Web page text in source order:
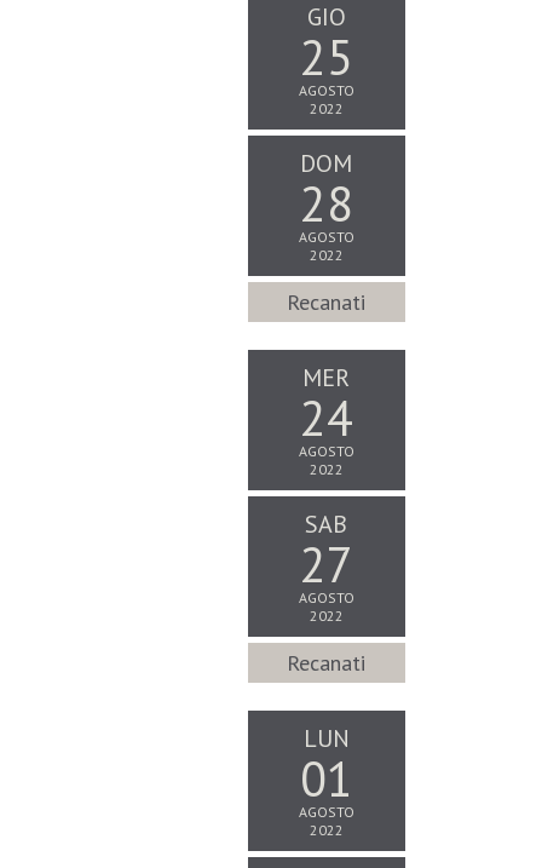
GIO
25
AGOSTO
2022
DOM
28
AGOSTO
2022
Recanati
MER
24
AGOSTO
2022
SAB
27
AGOSTO
2022
Recanati
LUN
01
AGOSTO
2022